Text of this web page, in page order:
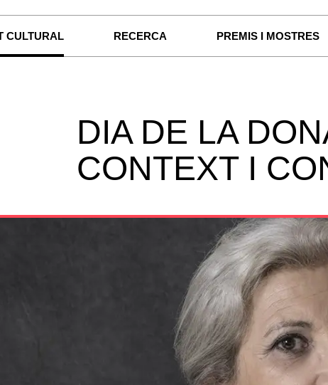
CULTURAL RECERCA PREMIS I MOSTRES
DIA DE LA
CONTEXT I